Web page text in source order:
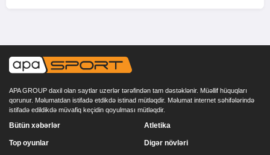
APA GROUP daxil olan saytlar uzerlər tərəfindən tam dəstəklənir. Müəllif hüquqları
qorunur. Məlumatdan istifadə etdikdə istinad mütləqdir. Məlumat internet səhifələrində
istifadə edildikdə müvafiq keçidin qoyulması mütləqdir.
Bütün xəbərlər
Top oyunlar
Atletika
Digər növləri